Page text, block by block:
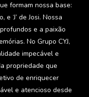
formam nossa base:
e ‘J’ de Josi. Nossa
e a paixão
No Grupo CYJ,
impecável e
propriedade que
de enriquecer
e atencioso desde